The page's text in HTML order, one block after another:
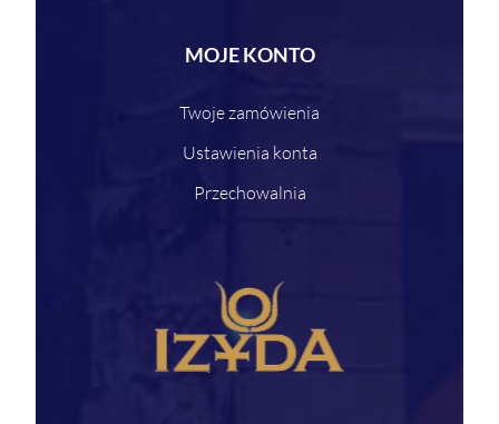
MOJE KONTO
Twoje zamówienia
Ustawienia konta
Przechowalnia